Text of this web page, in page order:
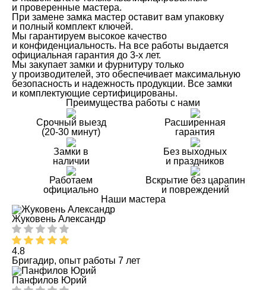
и проверенные мастера.
При замене замка мастер оставит вам упаковку
и полный комплект ключей.
Мы гарантируем высокое качество
и конфиденциальность. На все работы выдается
официальная гарантия до 3-х лет.
Мы закупает замки и фурнитуру только
у производителей, это обеспечивает максимальную
безопасность и надежность продукции. Все замки
и комплектующие сертифицированы.
Преимущества работы с нами
Срочный выезд
(20-30 минут)
Расширенная
гарантия
Замки в
наличии
Без выходных
и праздников
Работаем
официально
Вскрытие без царапин
и повреждений
Наши мастера
Жуковень Александр
4.8
Бригадир, опыт работы 7 лет
Панфилов Юрий